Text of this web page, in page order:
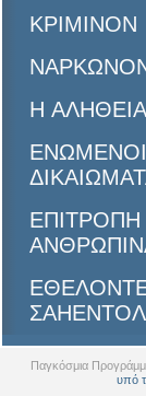
ΚΡΙΜΙΝΟΝ
Η
ΕΠΙΤΡΟΠΗ
Παγκόσμια
υπό